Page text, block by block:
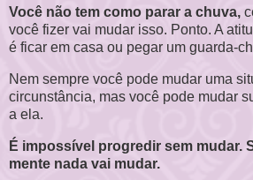
Você não tem como parar a chuva,
você fizer vai mudar isso. Ponto. A
é ficar em casa ou pegar um guarda-
Nem sempre você pode mudar uma
circunstância, mas você pode mudar
a ela.
É impossível progredir sem mudar.
mente nada vai mudar.